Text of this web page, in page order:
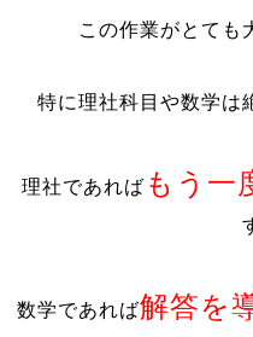
この作業がとても
特に理社科目や数学は
理社であれば もう一
数学であれば解答を